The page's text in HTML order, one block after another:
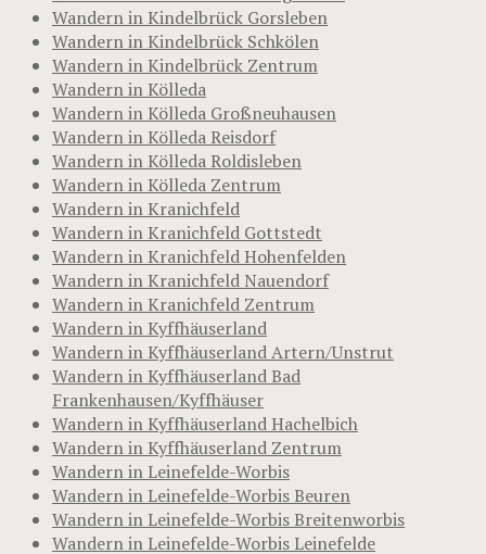
Wandern in Kindelbrück Gorsleben
Wandern in Kindelbrück Schkölen
Wandern in Kindelbrück Zentrum
Wandern in Kölleda
Wandern in Kölleda Großneuhausen
Wandern in Kölleda Reisdorf
Wandern in Kölleda Roldisleben
Wandern in Kölleda Zentrum
Wandern in Kranichfeld
Wandern in Kranichfeld Gottstedt
Wandern in Kranichfeld Hohenfelden
Wandern in Kranichfeld Nauendorf
Wandern in Kranichfeld Zentrum
Wandern in Kyffhäuserland
Wandern in Kyffhäuserland Artern/Unstrut
Wandern in Kyffhäuserland Bad
Frankenhausen/Kyffhäuser
Wandern in Kyffhäuserland Hachelbich
Wandern in Kyffhäuserland Zentrum
Wandern in Leinefelde-Worbis
Wandern in Leinefelde-Worbis Beuren
Wandern in Leinefelde-Worbis Breitenworbis
Wandern in Leinefelde-Worbis Leinefelde